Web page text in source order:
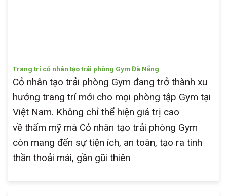
Trang trí cỏ nhân tạo trải phòng Gym Đà Nẵng
Cỏ nhân tạo trải phòng Gym đang trở thành xu
hướng trang trí mới cho mọi phòng tập Gym tại
Việt Nam. Không chỉ thể hiện giá trị cao
về thẩm mỹ mà Cỏ nhân tạo trải phòng Gym
còn mang đến sự tiện ích, an toàn, tạo ra tinh
thần thoải mái, gần gũi thiên